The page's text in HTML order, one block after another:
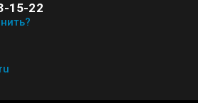
15-22